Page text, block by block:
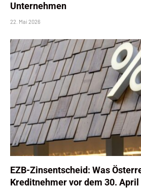
Unternehmen
22. Mai 2026
EZB-Zinsentscheid: Was
Kreditnehmer vor dem 30.